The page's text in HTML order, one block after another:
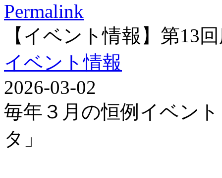
Permalink
【イベント情報】第13
イベント情報
2026-03-02
毎年３月の恒例イベン
タ」